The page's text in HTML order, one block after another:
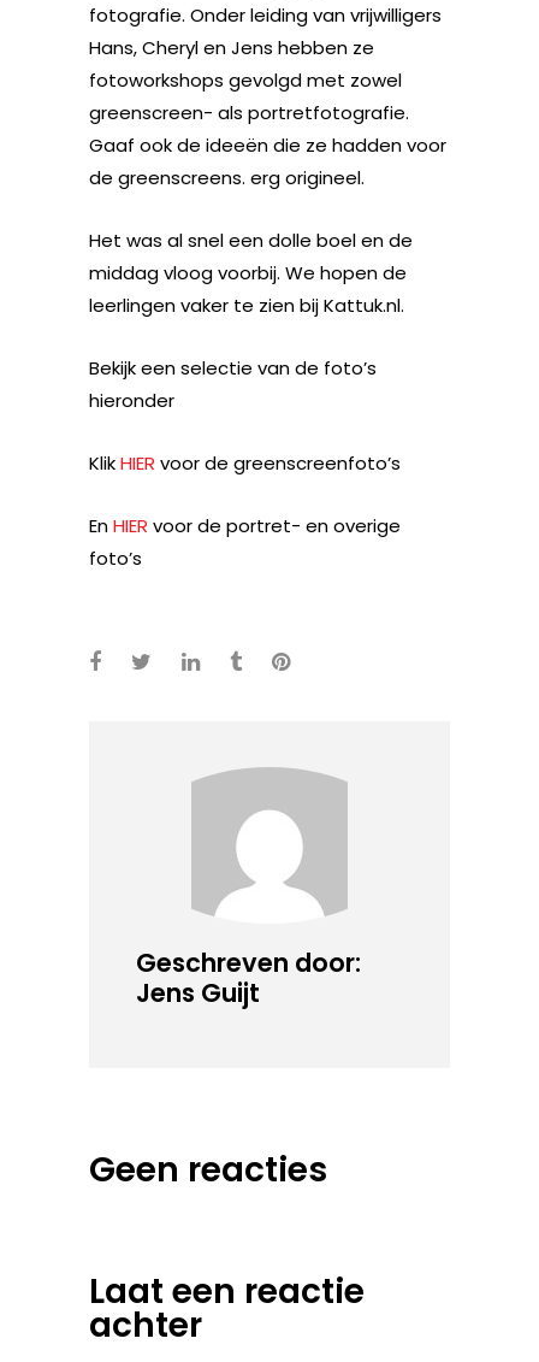
fotografie. Onder leiding van vrijwilligers
Hans, Cheryl en Jens hebben ze
fotoworkshops gevolgd met zowel
greenscreen- als portretfotografie.
Gaaf ook de ideeën die ze hadden voor
de greenscreens. erg origineel.
Het was al snel een dolle boel en de
middag vloog voorbij. We hopen de
leerlingen vaker te zien bij Kattuk.nl.
Bekijk een selectie van de foto’s
hieronder
KlikHIER voor de greenscreenfoto’s
EnHIER voor de portret- en overige
foto’s
Geschreven door:
Jens Guijt
Geen reacties
Laat een reactie
achter